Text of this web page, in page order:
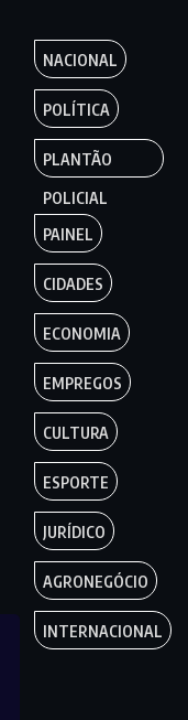
NACIONAL
POLÍTICA
PLANTÃO
POLICIAL
PAINEL
CIDADES
ECONOMIA
EMPREGOS
CULTURA
ESPORTE
JURÍDICO
AGRONEGÓCIO
INTERNACIONAL